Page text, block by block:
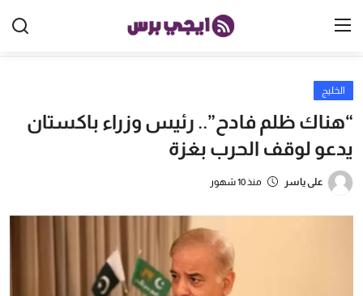
الرئيسية
الخليج
الخليج
“هناك ظلم فادح”.. رئيس وزراء باكستان
يدعو لوقف الحرب بغزة
على ياسر منذ 10 شهور